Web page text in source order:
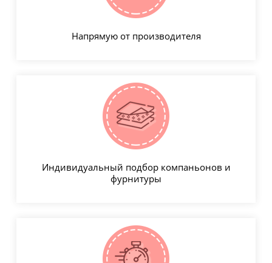
Напрямую от производителя
Индивидуальный подбор компаньонов и
фурнитуры